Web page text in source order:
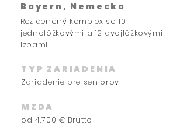
Bayern, Nemecko
Rezidenčný komplex so 101
jednolôžkovými a 12 dvojlôžkovými
izbami.
TYP ZARIADENIA
Zariadenie pre seniorov
MZDA
od 4.700 € Brutto